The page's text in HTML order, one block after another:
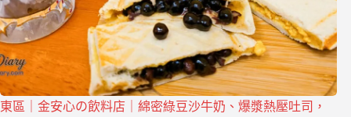
東區｜金安心の飲料店｜綿密綠豆沙牛奶、爆漿熱壓吐司，